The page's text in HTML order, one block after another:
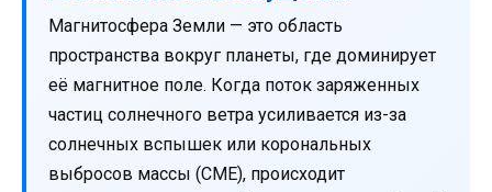
Магнитосфера Земли — это область
пространства вокруг планеты, где доминирует
её магнитное поле. Когда поток заряженных
частиц солнечного ветра усиливается из-за
солнечных вспышек или корональных
выбросов массы (CME), происходит